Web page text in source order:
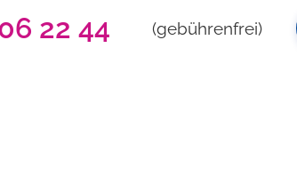
22 44 (gebührenfrei)